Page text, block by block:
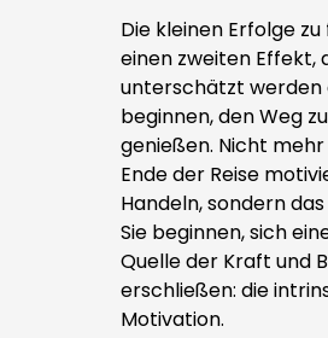
Die kleinen Erfolge
einen zweiten Effekt,
unterschätzt werden
beginnen, den Weg
genießen. Nicht
Ende der Reise
Handeln, sondern
Sie beginnen, sich
Quelle der Kraft und
erschließen: die
Motivation.